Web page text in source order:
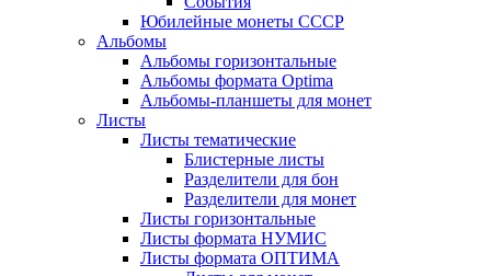
Юбилейные монеты СССР
Альбомы
Альбомы горизонтальные
Альбомы формата Optima
Альбомы-планшеты для монет
Листы
Листы тематические
Блистерные листы
Разделители для бон
Разделители для монет
Листы горизонтальные
Листы формата НУМИС
Листы формата ОПТИМА